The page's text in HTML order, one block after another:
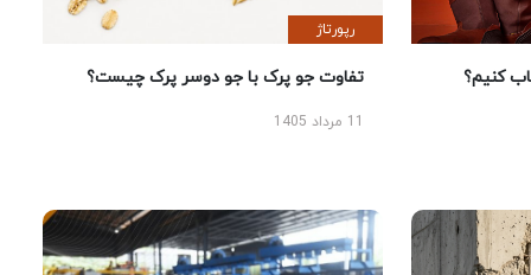
کنیم؟
رپورتاژ
تفاوت جو پرک با جو دوسر پرک چیست؟